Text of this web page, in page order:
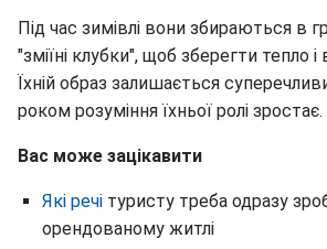
Під час зимівлі вони збираються в
"зміїні клубки", щоб зберегти тепло
Їхній образ залишається
роком розуміння їхньої ролі зростає.
Вас може зацікавити
Які речі туристу треба одразу
орендованому житлі